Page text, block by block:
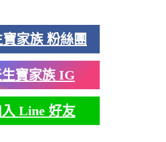
家族 粉絲團
寶家族 IG
Line 好友